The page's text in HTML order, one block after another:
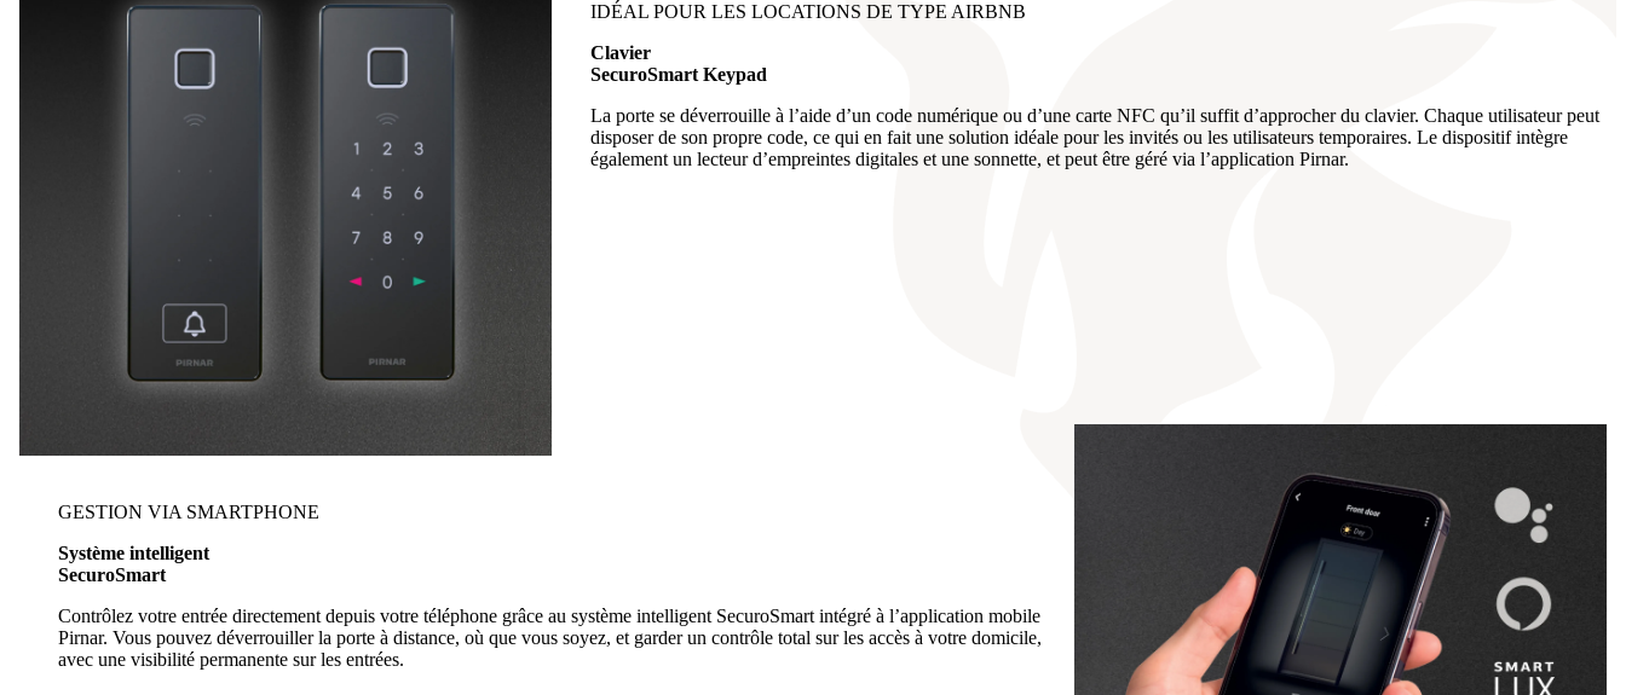
IDÉAL POUR LES LOCATIONS DE TYPE AIRBNB
Clavier
SecuroSmart Keypad
La porte se déverrouille à l’aide d’un code numérique ou d’une carte NFC qu’il suffit d’approcher du clavier. Chaque utilisateur peut
disposer de son propre code, ce qui en fait une solution idéale pour les invités ou les utilisateurs temporaires. Le dispositif intègre
également un lecteur d’empreintes digitales et une sonnette, et peut être géré via l’application Pirnar.
GESTION VIA SMARTPHONE
Système intelligent
SecuroSmart
Contrôlez votre entrée directement depuis votre téléphone grâce au système intelligent SecuroSmart intégré à l’application mobile
Pirnar. Vous pouvez déverrouiller la porte à distance, où que vous soyez, et garder un contrôle total sur les accès à votre domicile,
avec une visibilité permanente sur les entrées.